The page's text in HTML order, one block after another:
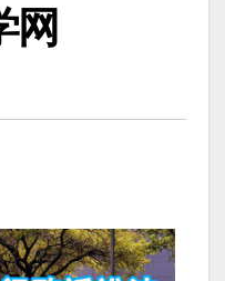
网